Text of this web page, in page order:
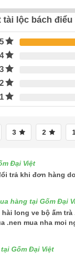
tài lộc bách
5
4
3
2
1
3 2
Đại Việt
trả khi đơn hàng
hàng tại Gốm Đại
hài long ve bộ ấm
.nen mua nha moi
Gốm Đại Việt